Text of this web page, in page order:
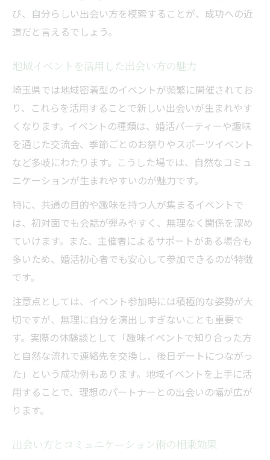
び、自分らしい出会い方を模索することが、成功への近
道だと言えるでしょう。
地域イベントを活用した出会い方の魅力
埼玉県では地域密着型のイベントが頻繁に開催されてお
り、これらを活用することで新しい出会いが生まれやす
くなります。イベントの種類は、婚活パーティーや趣味
を通じた交流会、季節ごとのお祭りやスポーツイベント
など多岐にわたります。こうした場では、自然なコミュ
ニケーションが生まれやすいのが魅力です。
特に、共通の目的や趣味を持つ人が集まるイベントで
は、初対面でも会話が弾みやすく、無理なく関係を深め
ていけます。また、主催者によるサポートがある場合も
多いため、婚活初心者でも安心して参加できるのが特徴
です。
注意点としては、イベント参加時には積極的な姿勢が大
切ですが、無理に自分を演出しすぎないことも重要で
す。実際の体験談として「趣味イベントで知り合った方
と自然な流れで連絡先を交換し、後日デートにつながっ
た」という成功例もあります。地域イベントを上手に活
用することで、理想のパートナーとの出会いの幅が広が
ります。
出会い方とコミュニケーション術の相乗効果